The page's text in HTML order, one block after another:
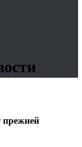
прежней